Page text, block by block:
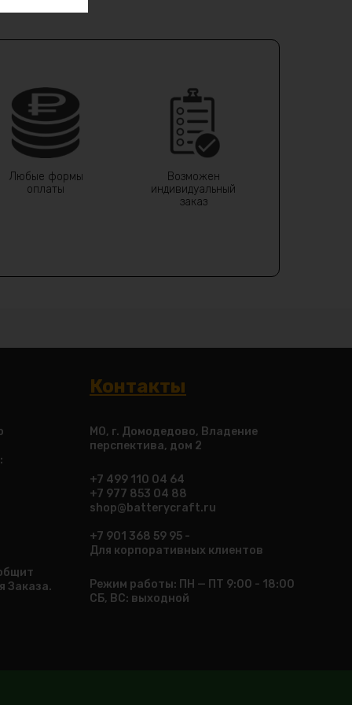
Любые формы
оплаты
Возможен
индивидуальный
заказ
Заказа.
Контакты
МО, г. Домодедово, Владение
перспектива, дом 2
+7 499 110 04 64
+7 977 853 04 88
shop@batterycraft.ru
+7 901 368 59 95 -
Для корпоративных клиентов
Режим работы: ПН — ПТ 9:00 - 18:00
СБ, ВС: выходной